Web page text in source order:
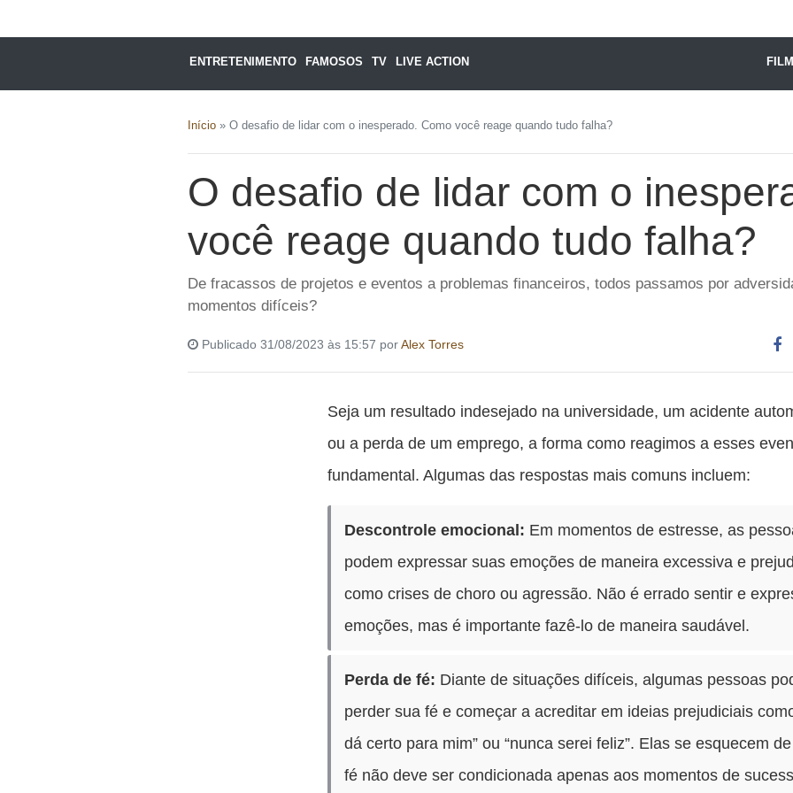
ENTRETENIMENTO FAMOSOS TV LIVE ACTION
Início » O desafio de lidar com o inesperado. Como você reage quando tudo falha?
O desafio de lidar com o
você reage quando tudo falha?
De fracassos de projetos e eventos a problemas financeiros, todos passamos por
momentos difíceis?
Publicado 31/08/2023 às 15:57 porAlex Torres
Seja um resultado indesejado na universidade, um acidente
ou a perda de um emprego, a forma como reagimos a esses
fundamental. Algumas das respostas mais comuns incluem:
Descontrole emocional: Em momentos de estresse, as
podem expressar suas emoções de maneira excessiva e
como crises de choro ou agressão. Não é errado sentir e
emoções, mas é importante fazê-lo de maneira saudável.
Perda de fé: Diante de situações difíceis, algumas pessoas
perder sua fé e começar a acreditar em ideias prejudiciais
dá certo para mim” ou “nunca serei feliz”. Elas se esquecem
fé não deve ser condicionada apenas aos momentos de